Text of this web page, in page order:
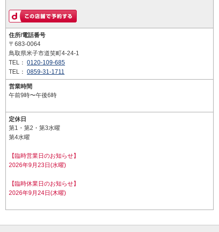
住所/電話番号
〒683-0064
鳥取県米子市道笑町4-24-1
TEL： 0120-109-685
TEL： 0859-31-1711
営業時間
午前9時〜午後6時
定休日
第1・第2・第3水曜
第4水曜
【臨時営業日のお知らせ】
2026年9月23日(水曜)
【臨時休業日のお知らせ】
2026年9月24日(木曜)